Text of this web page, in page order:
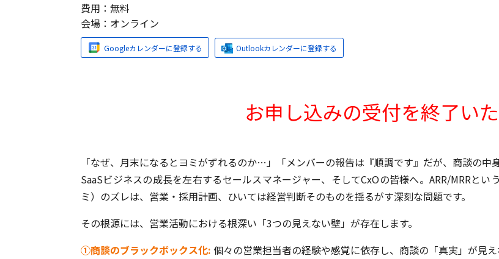
費用： 無料
会場： オンライン
Googleカレンダーに登録する Outlookカレンダーに登録する
お申し込みの受付を終了い
「なぜ、月末になるとヨミがずれるのか…」「メンバーの報告は『順調です』だが、商談の中
SaaSビジネスの成長を左右するセールスマネージャー、そしてCxOの皆様へ。ARR/MRRと
ミ）のズレは、営業・採用計画、ひいては経営判断そのものを揺るがす深刻な問題です。
その根源には、営業活動における根深い「3つの見えない壁」が存在します。
①商談のブラックボックス化: 個々の営業担当者の経験や感覚に依存し、商談の「真実」が見え